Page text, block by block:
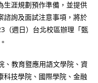
生涯規劃預作準備，並提供
諮詢及面試注意事項，將於
（週日）台北校區辦理「甄
、教育暨應用語文學院、資
科技學院、國際學院、金融